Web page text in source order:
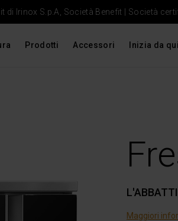
Irinox S.p.A, Società Benefit | Società
Prodotti Accessori Inizia da qui
Maggiori